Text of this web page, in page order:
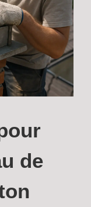
de